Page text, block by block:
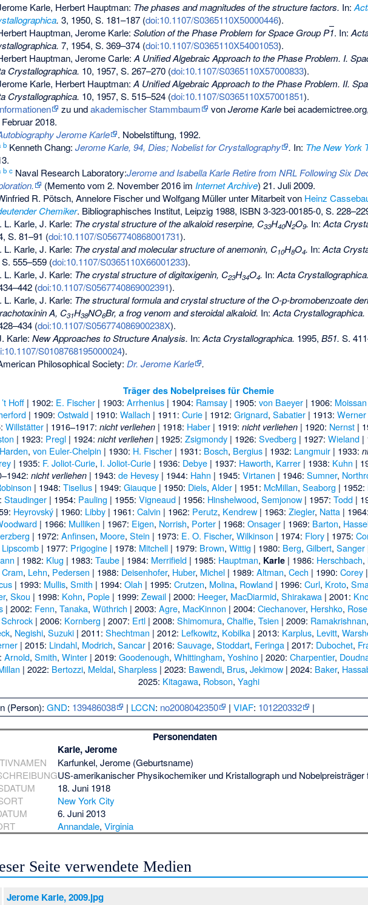
Karle, Herbert Hauptman: The phases and magnitudes of the structure factors. In:
. 3, 1950, S. 181–187 (doi:10.1107/S0365110X50000446).
Hauptman, Jerome Karle: Solution of the Phase Problem for Space Group P1. In:
7, 1954, S. 369–374 (doi:10.1107/S0365110X54001053).
Hauptman, Jerome Carle:A Unified Algebraic Approach to the Phase Problem. I.
Crystallographica. 10, 1957, S. 267–270 (doi:10.1107/S0365110X57000833).
Karle, Herbert Hauptman:A Unified Algebraic Approach to the Phase Problem. II.
Crystallographica. 10, 1957, S. 515–524 (doi:10.1107/S0365110X57001851).
zu undakademischer Stammbaum vonJerome Karlebei
2018.
Jerome Karle
. Nobelstiftung, 1992.
b Kenneth Chang: Jerome Karle, 94, Dies; Nobelist for Crystallography . In: The New York
b c Naval Research Laboratory:Jerome and Isabella Karle Retire from NRL Following Six
(Mementovom 2. November 2016 im Internet Archive) 21. Juli 2009.
R. Pötsch, Annelore Fischer und Wolfgang Müller unter Mitarbeit von Heinz
Chemiker. Bibliographisches Institut, Leipzig 1988, ISBN 3-323-00185-0, S.
L. Karle, J. Karle: The crystal structure of the alkaloid reserpine, C33H40N2O9. In:Acta
S. 81–91 (doi:10.1107/S0567740868001731).
L. Karle, J. Karle: The crystal and molecular structure of anemonin, C10H8O4. In:Acta
555–559 (doi:10.1107/S0365110X66001233).
L. Karle, J. Karle: The crystal structure of digitoxigenin, C23H34O4. In:Acta Crystallographica.
(doi:10.1107/S0567740869002391).
L. Karle, J. Karle: The structural formula and crystal structure of the O-p-bromobenzoate
A, C31H38NO6Br, a frog venom and steroidal alkaloid. In:Acta Crystallographica.
(doi:10.1107/S056774086900238X).
Karle: New Approaches to Structure Analysis. In:Acta Crystallographica. 1995, B51. S.
S0108768195000024).
Philosophical Society: Dr. Jerome Karle .
Träger des Nobelpreises für Chemie
Hoff | 1902: E. Fischer | 1903:Arrhenius | 1904: Ramsay | 1905:von Baeyer | 1906: Moissan
| 1909:Ostwald | 1910:Wallach | 1911:Curie | 1912:Grignard,Sabatier | 1913:Werner
Willstätter | 1916–1917:nicht verliehen | 1918: Haber | 1919:nicht verliehen | 1920: Nernst |
| 1923: Pregl | 1924:nicht verliehen | 1925:Zsigmondy | 1926:Svedberg | 1927:Wieland |
Harden, von Euler-Chelpin | 1930: H. Fischer| 1931: Bosch, Bergius| 1932: Langmuir| 1933:
| 1935: F. Joliot-Curie, I. Joliot-Curie| 1936: Debye| 1937: Haworth, Karrer| 1938: Kuhn |
nicht verliehen | 1943:de Hevesy | 1944: Hahn | 1945:Virtanen | 1946:Sumner,
| 1948:Tiselius | 1949:Giauque | 1950: Diels,Alder | 1951: McMillan,Seaborg | 1952:
Staudinger| 1954: Pauling | 1955: Vigneaud| 1956: Hinshelwood, Semjonow| 1957: Todd|
Heyrovský | 1960: Libby | 1961:Calvin | 1962: Perutz, Kendrew | 1963:Ziegler, Natta | 1964:
| 1966: Mulliken | 1967: Eigen, Norrish, Porter| 1968: Onsager| 1969: Barton,
| 1972:Anfinsen, Moore,Stein | 1973: E. O. Fischer,Wilkinson | 1974: Flory | 1975:
Lipscomb | 1977: Prigogine | 1978: Mitchell | 1979: Brown,Wittig | 1980: Berg,Gilbert,Sanger
| 1982: Klug | 1983:Taube | 1984: Merrifield | 1985: Hauptman, Karle | 1986: Herschbach,
Cram, Lehn, Pedersen | 1988: Deisenhofer, Huber, Michel| 1989: Altman, Cech | 1990: Corey|
| 1993: Mullis, Smith | 1994: Olah | 1995: Crutzen, Molina, Rowland| 1996: Curl, Kroto,
, Skou | 1998: Kohn, Pople| 1999: Zewail| 2000: Heeger, MacDiarmid, Shirakawa| 2001:
| 2002: Fenn,Tanaka,Wüthrich | 2003:Agre, MacKinnon | 2004:Ciechanover, Hershko, Rose
Schrock| 2006: Kornberg | 2007: Ertl| 2008: Shimomura, Chalfie, Tsien | 2009: Ramakrishnan,
, Negishi, Suzuki| 2011: Shechtman | 2012: Lefkowitz, Kobilka| 2013: Karplus, Levitt,
| 2015: Lindahl, Modrich,Sancar | 2016:Sauvage,Stoddart, Feringa | 2017: Dubochet,
Arnold,Smith,Winter | 2019:Goodenough,Whittingham,Yoshino | 2020:Charpentier,
| 2022: Bertozzi, Meldal,Sharpless | 2023: Bawendi, Brus,Jekimow | 2024: Baker,
2025: Kitagawa, Robson, Yaghi
(Person):GND: 139486038 | LCCN: no2008042350 |VIAF: 101220332 |
Personendaten
Karle, Jerome
Karfunkel, Jerome (Geburtsname)
US-amerikanischer Physikochemiker und Kristallograph und Nobelpreisträger
18. Juni 1918
New York City
6. Juni 2013
Annandale,Virginia
Seite verwendete Medien
Jerome Karle, 2009.jpg